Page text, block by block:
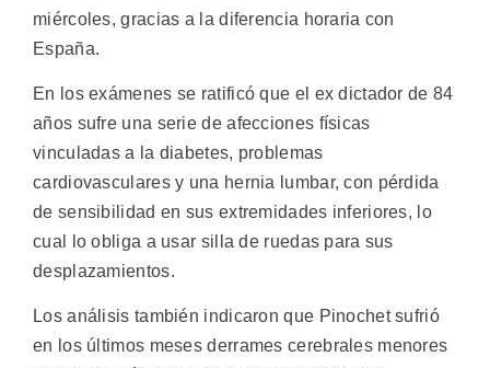
miércoles, gracias a la diferencia horaria con
España.
En los exámenes se ratificó que el ex dictador de 84
años sufre una serie de afecciones físicas
vinculadas a la diabetes, problemas
cardiovasculares y una hernia lumbar, con pérdida
de sensibilidad en sus extremidades inferiores, lo
cual lo obliga a usar silla de ruedas para sus
desplazamientos.
Los análisis también indicaron que Pinochet sufrió
en los últimos meses derrames cerebrales menores